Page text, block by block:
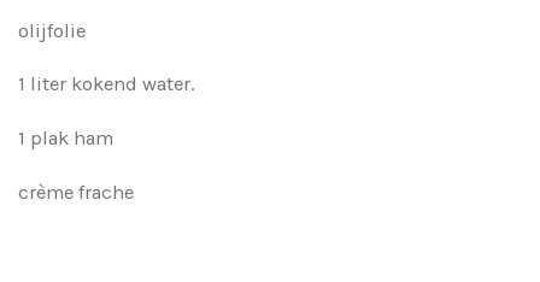
olijfolie
1 liter kokend water.
1 plak ham
crème frache